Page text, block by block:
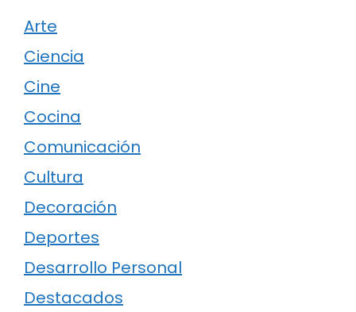
Arte
Ciencia
Cine
Cocina
Comunicación
Cultura
Decoración
Deportes
Desarrollo Personal
Destacados